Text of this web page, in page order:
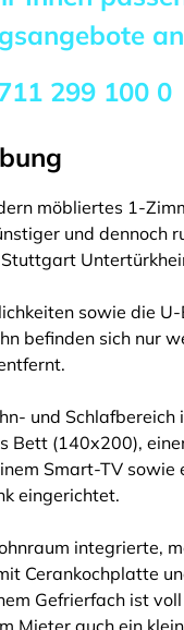
299 100 0
möbliertes 1-
und dennoch
sowie die
befinden sich nur
und Schlafbereich
Bett (140x200),
Smart-TV sowie
eingerichtet.
integrierte,
Cerankochplatte
Gefrierfach ist
Mieter auch ein